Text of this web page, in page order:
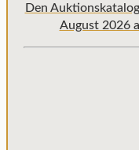
Den
August 2026